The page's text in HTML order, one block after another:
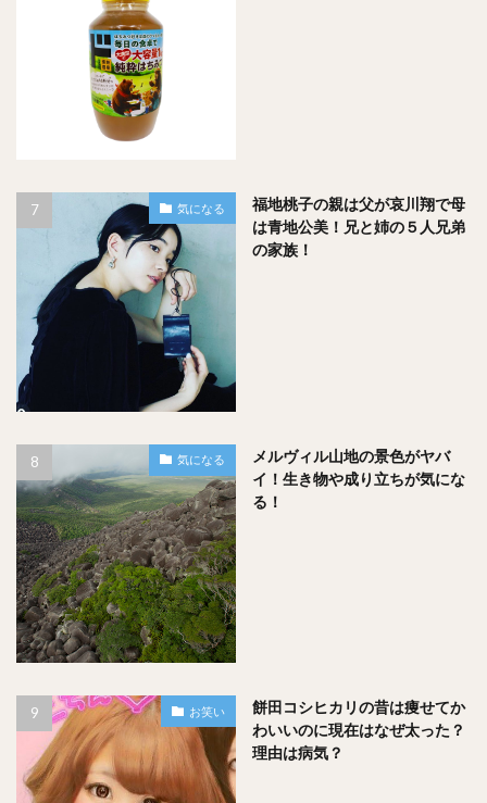
関連記事
時松隆光の名前に対して「ゲンち
ゃん」な理由はなぜ？あだ名の由
来は本名の時松源蔵
まとめ
気になる
福地桃子の親は父が哀川翔で母
は青地公美！兄と姉の５人兄弟
の家族！
気になる
メルヴィル山地の景色がヤバ
イ！生き物や成り立ちが気にな
る！
お笑い
餅田コシヒカリの昔は痩せてか
わいいのに現在はなぜ太った？
理由は病気？